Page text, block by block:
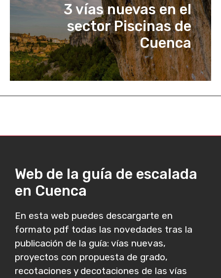
3 vías nuevas en el
sector Piscinas de
Cuenca
Web de la guía de escalada
en Cuenca
En esta web puedes descargarte en
formato pdf todas las novedades tras la
publicación de la guía: vías nuevas,
proyectos con propuesta de grado,
recotaciones y decotaciones de las vías